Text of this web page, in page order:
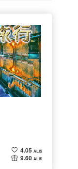
4.05 ALIS
9.60 ALIS